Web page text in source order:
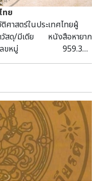
๑ ราชบุรี -------------------
ร. ทะเบียนโบราณสถาน
: กองโบราณคดี กรม
ณะ. พระที่นั่งคูหาคฤหาสน์.
โบราณคดี สำนักศิลปากรที่
พิพิธภัณฑ์ พ.ศ.๒๔๖๘. โรง
),๒๔๖๘. สมเด็จพระเจ้า
กรมหลวงภาณุพันธุวงศ์วร
ณ” ใน ชีวิวัฒน์ เรื่องเที่ยว
ร, ๒๕๕๑. (จัดพิมพ์เผยแพร่
ด็จพระราชปิตุลาบรมพงษาภิ
งภาณุพันธุวงศ์วรเดช ครบ
ห่งชาติ. จดหมายเหตุลม
ทรย เลขที่ ๒๒/๑, ๒๒/๒
ลที่ ๓ จ.ศ. ๑๒๐๐)
ทย
ร์ในประเทศไทยผู้
เดีย หนังสือหายาก
เลขหมู่ 959.3
ะนครสำนักพิมพ์
ลักษณะวัสดุ
นทึก พิมพ์เป็น
นายปรีชา เมธาคุณวุฒิ
ๆในช่วงก่อนประวัติศาสตร์